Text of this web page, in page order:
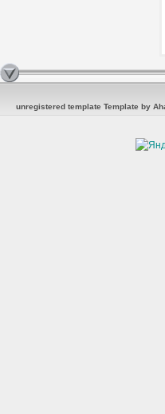
unregistered template Template by